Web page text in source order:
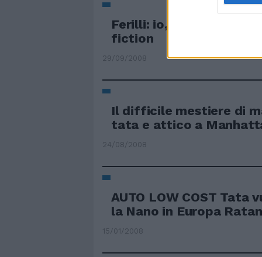
Ferilli: io, tata e
fiction
29/09/2008
Il difficile mestiere di
tata e attico a
24/08/2008
AUTO LOW COST Tata
la Nano in Europa
15/01/2008